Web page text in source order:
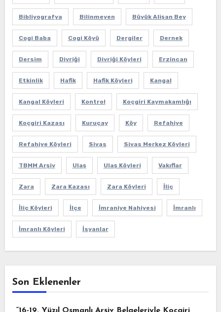
Bibliyografya Bilinmeyen Büyük Alişan Bey
Cogi Baba Cogi Köyü Dergiler Dernek
Dersim Divriği Divriği Köyleri Erzincan
Etkinlik Hafik Hafik Köyleri Kangal
Kangal Köyleri Kontrol Koçgiri Kaymakamlığı
Koçgiri Kazası Kuruçay Köy Refahiye
Refahiye Köyleri Sivas Sivas Merkez Köyleri
TBMM Arşiv Ulaş Ulaş Köyleri Vakıflar
Zara Zara Kazası Zara Köyleri İliç
İliç Köyleri İlçe İmraniye Nahiyesi İmranlı
İmranlı Köyleri İsyanlar
Son Eklenenler